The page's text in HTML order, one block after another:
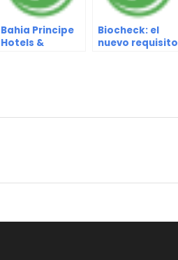
Bahia Principe
Hotels &
Safety”
Biocheck: el
nuevo requisito